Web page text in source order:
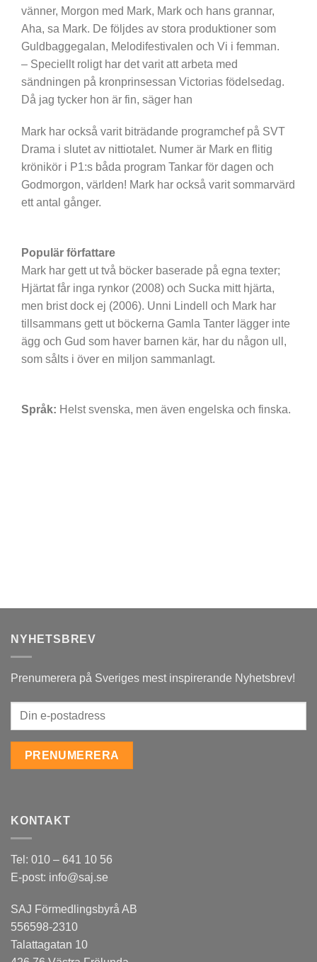
vänner, Morgon med Mark, Mark och hans grannar,
Aha, sa Mark. De följdes av stora produktioner som
Guldbaggegalan, Melodifestivalen och Vi i femman.
– Speciellt roligt har det varit att arbeta med
sändningen på kronprinsessan Victorias födelsedag.
Då jag tycker hon är fin, säger han
Mark har också varit biträdande programchef på SVT
Drama i slutet av nittiotalet. Numer är Mark en flitig
krönikör i P1:s båda program Tankar för dagen och
Godmorgon, världen! Mark har också varit sommarvärd
ett antal gånger.
Populär författare
Mark har gett ut två böcker baserade på egna texter;
Hjärtat får inga rynkor (2008) och Sucka mitt hjärta,
men brist dock ej (2006). Unni Lindell och Mark har
tillsammans gett ut böckerna Gamla Tanter lägger inte
ägg och Gud som haver barnen kär, har du någon ull,
som sålts i över en miljon sammanlagt.
Språk: Helst svenska, men även engelska och finska.
NYHETSBREV
Prenumerera på Sveriges mest inspirerande Nyhetsbrev!
KONTAKT
Tel: 010 – 641 10 56
E-post: info@saj.se
SAJ Förmedlingsbyrå AB
556598-2310
Talattagatan 10